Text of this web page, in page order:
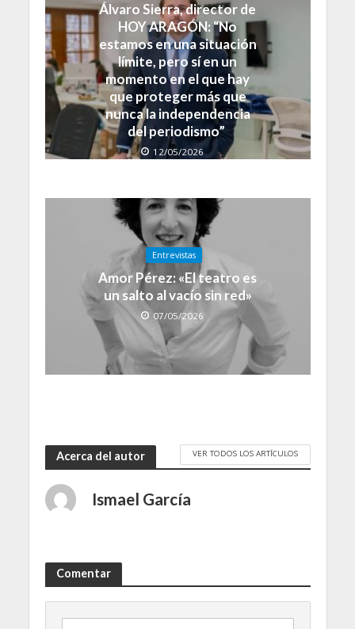
Álvaro Sierra, director de
HOY ARAGÓN: “No
estamos en una situación
límite, pero sí en un
momento en el que hay
que proteger más que
nunca la independencia
del periodismo”
12/05/2026
Entrevistas
Amor Pérez: «El teatro es
un salto al vacío sin red»
07/05/2026
Acerca del autor VER TODOS LOS ARTÍCULOS
Ismael García
Comentar